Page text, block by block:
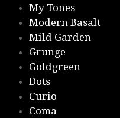
My Tones
Modern Basalt
Mild Garden
Grunge
Goldgreen
Dots
Curio
Coma